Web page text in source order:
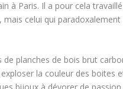
à Paris. Il a pour cela
mais celui qui
planches de bois brut
la couleur des boites